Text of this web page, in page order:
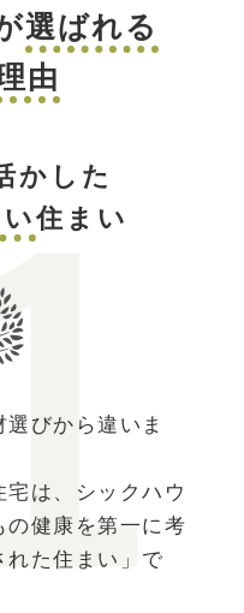
選ばれる
由
かした
住まい
びから違いま
は、シックハウ
の健康を第一に考
れた住まい」で